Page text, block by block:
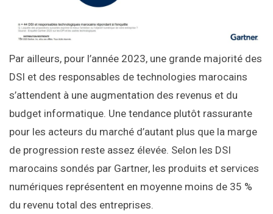
Par ailleurs, pour l’année 2023, une grande majorité des
DSI et des responsables de technologies marocains
s’attendent à une augmentation des revenus et du
budget informatique. Une tendance plutôt rassurante
pour les acteurs du marché d’autant plus que la marge
de progression reste assez élevée. Selon les DSI
marocains sondés par Gartner, les produits et services
numériques représentent en moyenne moins de 35 %
du revenu total des entreprises.